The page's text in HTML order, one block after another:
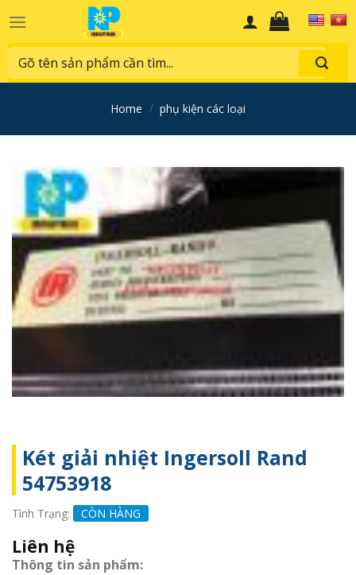
to
content
Search
for:
home / phụ kiện các loại
Két giải nhiệt Ingersoll Rand
54753918
Tình Trạng: CÒN HÀNG
Liên hệ
Thông tin sản phẩm: